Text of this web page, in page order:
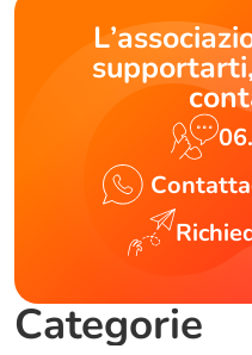
Categorie